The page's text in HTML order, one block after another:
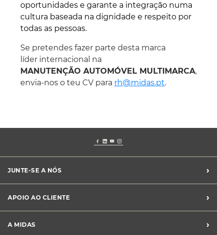
oportunidades e garante a integração numa
cultura baseada na dignidade e respeito por
todas as pessoas.
Se pretendes fazer parte desta marca
líder internacional na
MANUTENÇÃO AUTOMÓVEL MULTIMARCA,
envia-nos o teu CV para rh@midas.pt.
JUNTE-SE A NÓS ›
Franchising Midas
APOIO AO CLIENTE ›
Livro de Reclamações
A MIDAS ›